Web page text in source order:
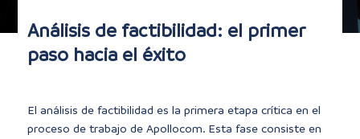
Análisis de factibilidad: el primer
paso hacia el éxito
El análisis de factibilidad es la primera etapa crítica en el
proceso de trabajo de Apollocom. Esta fase consiste en